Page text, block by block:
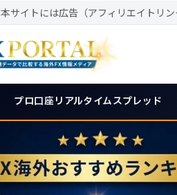
本サイトには広告（アフィリエイトリ
プロ口座リアルタイムスプレッド